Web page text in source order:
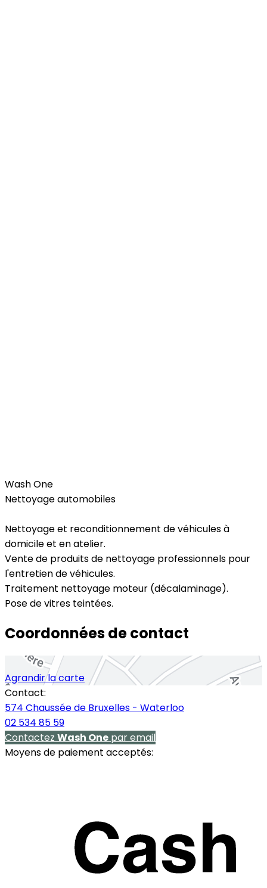
Wash One
Nettoyage automobiles
Nettoyage et reconditionnement de véhicules à
domicile et en atelier.
Vente de produits de nettoyage professionnels pour
l'entretien de véhicules.
Traitement nettoyage moteur (décalaminage).
Pose de vitres teintées.
Coordonnées de contact
Agrandir la carte
Contact:
574 Chaussée de Bruxelles - Waterloo
02 534 85 59
Contactez Wash One par email
Moyens de paiement acceptés: